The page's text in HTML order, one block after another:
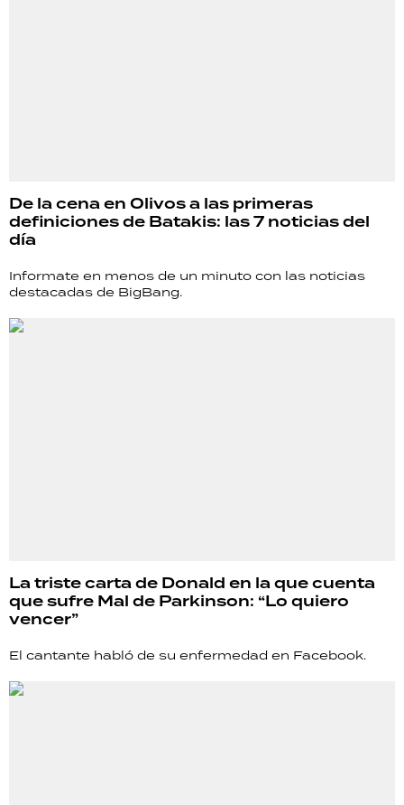
De la cena en Olivos a las primeras
definiciones de Batakis: las 7 noticias del
día
Informate en menos de un minuto con las noticias
destacadas de BigBang.
La triste carta de Donald en la que cuenta
que sufre Mal de Parkinson: “Lo quiero
vencer”
El cantante habló de su enfermedad en Facebook.